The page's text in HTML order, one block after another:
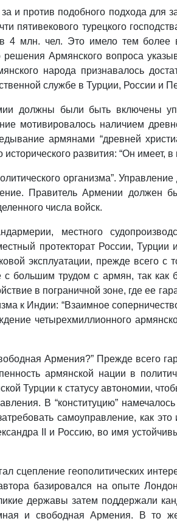
и против подобного подхода для
пятивекового турецкого
4 млн. чел. Это имело тем
Армянского вопроса
народа признавалось
службе в Турции, России и
должны были быть включены
мотивировалось наличием
армянами “древней
развития: “Он
организма”.
Правитель Армении
числа войск.
местного
протекторат России,
эксплуатации, прежде всего с
большим трудом с армян, так
в пограничной зоне, где ее
к Индии: “Взаимное
четырехмиллионного
Армения?” Прежде всего
армянской нации в
Турции к статусу автономии,
В “конституцию”
самоуправление, как
II и Россию, во имя
сцепление геополитических
базировался на опыте
державы затем поддержали
и свободная Армения. В то